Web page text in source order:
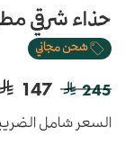
حذاء شرقي
شحن مجاني
245
147
السعر شامل